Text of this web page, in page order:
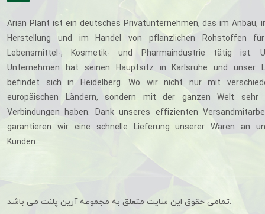
Arian Plant ist ein deutsches Privatunternehmen, das im Anbau,
Herstellung und im Handel von pflanzlichen Rohstoffen
Lebensmittel-, Kosmetik- und Pharmaindustrie tätig ist.
Unternehmen hat seinen Hauptsitz in Karlsruhe und unser
befindet sich in Heidelberg. Wo wir nicht nur mit
europäischen Ländern, sondern mit der ganzen Welt sehr
Verbindungen haben. Dank unseres effizienten
garantieren wir eine schnelle Lieferung unserer Waren an
Kunden.
تمامی حقوق این سایت متعلق به مجموعه آرین پلنت می باشد.